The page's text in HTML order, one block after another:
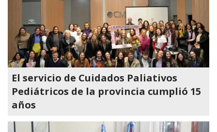
El servicio de Cuidados Paliativos
Pediátricos de la provincia cumplió 15
años